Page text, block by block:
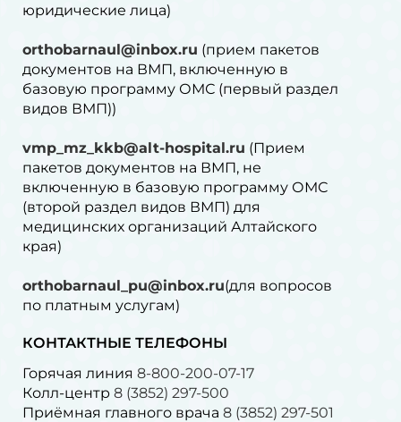
юридические лица)
orthobarnaul@inbox.ru (прием пакетов
документов на ВМП, включенную в
базовую программу ОМС (первый раздел
видов ВМП))
vmp_mz_kkb@alt-hospital.ru (Прием
пакетов документов на ВМП, не
включенную в базовую программу ОМС
(второй раздел видов ВМП) для
медицинских организаций Алтайского
края)
orthobarnaul_pu@inbox.ru(для вопросов
по платным услугам)⁠
КОНТАКТНЫЕ ТЕЛЕФОНЫ
Горячая линия 8-800-200-07-17
Колл-центр 8 (3852) 297-500
Приёмная главного врача 8 (3852) 297-501